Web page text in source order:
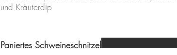
und Kräuterdip
Paniertes Schweineschnitzel